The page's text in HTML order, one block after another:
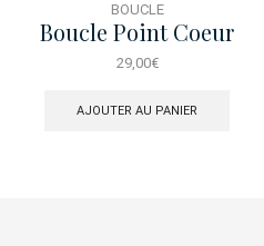
BOUCLE
Boucle Point Coeur
Rose
29,00€
AJOUTER AU PANIER